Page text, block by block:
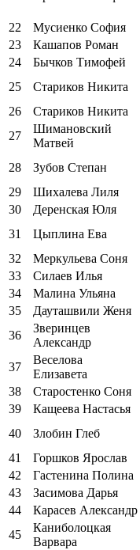
22 Мусиенко София
23
Кашапов Роман
24
Бычков Тимофей
25
Стариков Никита
26
Стариков Никита
27
Шимановский
Матвей
28 Зубов Степан
29
Шихалева Лиля
30
Деренская Юля
31
Цыплина Ева
32
Меркульева Соня
33
Силаев Илья
34
Малина Ульяна
35
Дауташвили Женя
36
Зверинцев
Александр
37
Веселова
Елизавета
38
Старостенко Соня
39
Кащеева Настасья
40
Злобин Глеб
41
Горшков Ярослав
42
Гастенина Полина
43
Засимова Дарья
44
Карасев Александр
45
Каниболоцкая
Варвара